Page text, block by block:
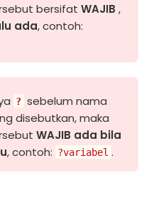
bersifat WAJIB ,
ada, contoh:
? sebelum nama
disebutkan, maka
WAJIB ada bila
, contoh: ?variabel .